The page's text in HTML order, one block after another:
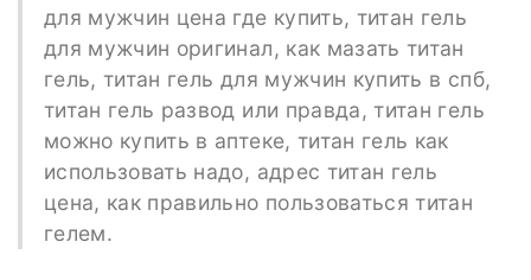
для мужчин цена где купить, титан гель
для мужчин оригинал, как мазать титан
гель, титан гель для мужчин купить в спб,
титан гель развод или правда, титан гель
можно купить в аптеке, титан гель как
использовать надо, адрес титан гель
цена, как правильно пользоваться титан
гелем.